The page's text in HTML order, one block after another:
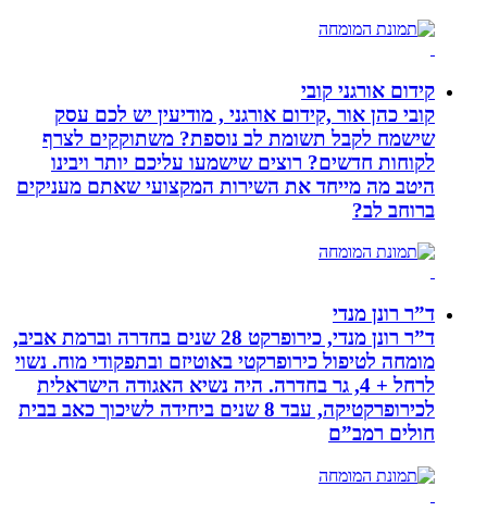
קידום אורגני קובי
קובי כהן אור ,קידום אורגני , מודיעין יש לכם עסק
שישמח לקבל תשומת לב נוספת? משתוקקים לצרף
לקוחות חדשים? רוצים שישמעו עליכם יותר ויבינו
היטב מה מייחד את השירות המקצועי שאתם מעניקים
ברוחב לב?
ד”ר רונן מנדי
ד”ר רונן מנדי, כירופרקט 28 שנים בחדרה וברמת אביב,
מומחה לטיפול כירופרקטי באוטיזם ובתפקודי מוח. נשוי
לרחל + 4, גר בחדרה. היה נשיא האגודה הישראלית
לכירופרקטיקה, עבד 8 שנים ביחידה לשיכוך כאב בבית
חולים רמב”ם